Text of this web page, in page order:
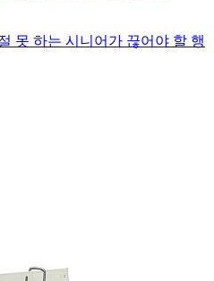
못 하는 시니어가 끊어야 할 행